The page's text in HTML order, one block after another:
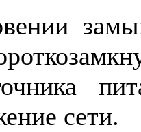
сети.